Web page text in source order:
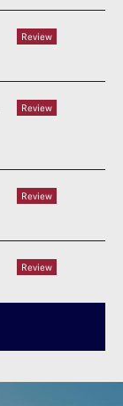
Review
Review
Review
Review